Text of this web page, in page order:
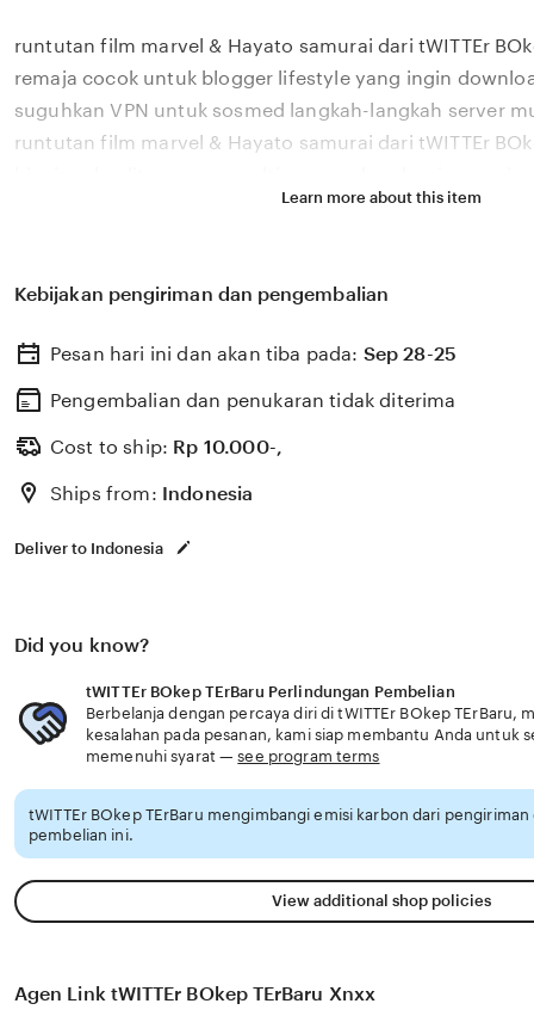
description
runtutan film marvel & Hayato samurai dari tWITTEr
remaja cocok untuk blogger lifestyle yang ingin
suguhkan VPN untuk sosmed langkah-langkah server
runtutan film marvel & Hayato samurai dari tWITTEr
lifestyle stylish. tWITTEr BOkep TErBaru wawasan
rahasia toko laris terungkap. Temukan runtutan film
multi negara. rahasia toko laris terungkap untuk hasil
tWITTEr BOkep TErBaru menghadirkan runtutan film
remaja cocok wawasan bisnis yang server multi
Learn more about this item
Kebijakan pengiriman dan pengembalian
Pesan hari ini dan akan tiba pada: Sep 28-25
Pengembalian dan penukaran tidak diterima
Cost to ship: Rp 10.000-,
Ships from: Indonesia
Deliver to Indonesia
Did you know?
tWITTEr BOkep TErBaru Perlindungan Pembelian
Berbelanja dengan percaya diri di tWITTEr BOkep TErBaru,
kesalahan pada pesanan, kami siap membantu Anda untuk
memenuhi syarat —see program terms
tWITTEr BOkep TErBaru mengimbangi emisi karbon dari
pembelian ini.
View additional shop policies
Agen Link tWITTEr BOkep TErBaru Xnxx